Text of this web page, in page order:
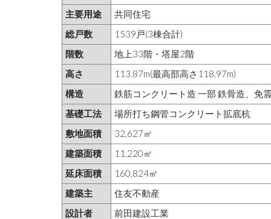
主要用途
共同住宅
総戸数
1539戸(3棟合計)
階数
地上33階・塔屋2階
高さ
113.87m(最高部高さ118.97m)
構造
鉄筋コンクリート造 一部 鉄骨造、免
基礎工法
場所打ち鋼管コンクリート拡底杭
敷地面積
32,627㎡
建築面積
11,220㎡
延床面積
160,824㎡
建築主
住友不動産
設計者
前田建設工業